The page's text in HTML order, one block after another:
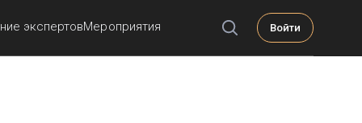
экспертовМероприятия Войти